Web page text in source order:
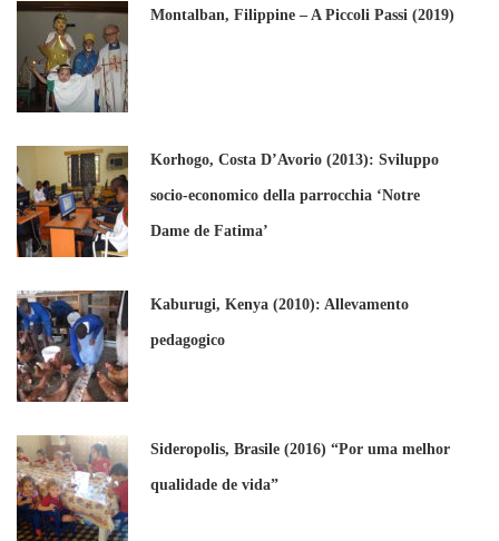
Montalban, Filippine – A Piccoli Passi (2019)
Korhogo, Costa D’Avorio (2013): Sviluppo
socio-economico della parrocchia ‘Notre
Dame de Fatima’
Kaburugi, Kenya (2010): Allevamento
pedagogico
Sideropolis, Brasile (2016) “Por uma melhor
qualidade de vida”